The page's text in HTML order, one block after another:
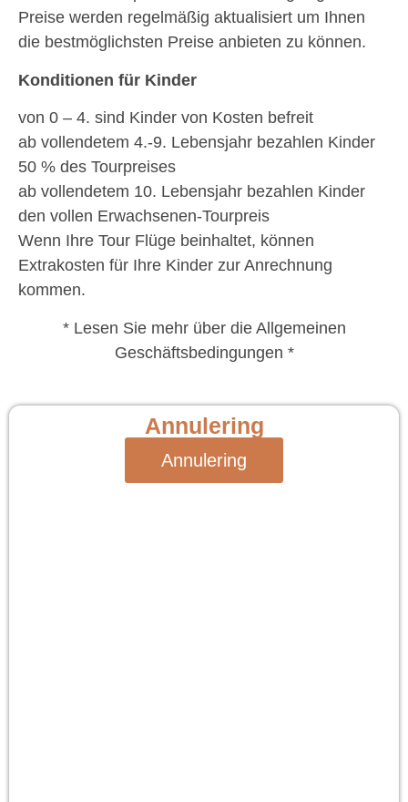
Preise werden regelmäßig aktualisiert um Ihnen
die bestmöglichsten Preise anbieten zu können.
Konditionen für Kinder
von 0 – 4. sind Kinder von Kosten befreit
ab vollendetem 4.-9. Lebensjahr bezahlen Kinder
50 % des Tourpreises
ab vollendetem 10. Lebensjahr bezahlen Kinder
den vollen Erwachsenen-Tourpreis
Wenn Ihre Tour Flüge beinhaltet, können
Extrakosten für Ihre Kinder zur Anrechnung
kommen.
* Lesen Sie mehr über die Allgemeinen
Geschäftsbedingungen *
Annulering
Annulering